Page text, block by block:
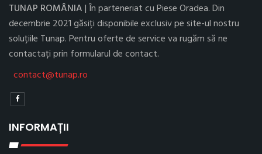
TUNAP ROMÂNIA| În parteneriat cu Piese Oradea. Din
decembrie 2021 găsiți disponibile exclusiv pe site-ul nostru
soluțiile Tunap. Pentru oferte de service va rugăm să ne
contactați prin formularul de contact.
contact@tunap.ro
INFORMAȚII